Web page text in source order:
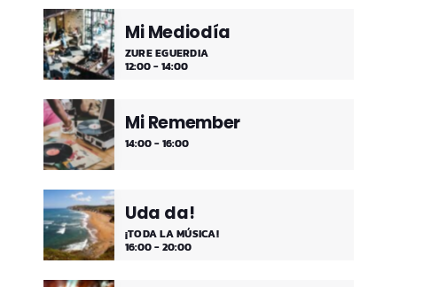
Mi Mediodía
ZURE EGUERDIA
12:00 - 14:00
Mi Remember
14:00 - 16:00
Uda da!
¡TODA LA MÚSICA!
16:00 - 20:00